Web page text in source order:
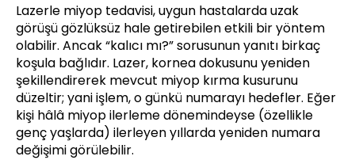
Lazerle miyop tedavisi, uygun hastalarda uzak
görüşü gözlüksüz hale getirebilen etkili bir yöntem
olabilir. Ancak “kalıcı mı?” sorusunun yanıtı birkaç
koşula bağlıdır. Lazer, kornea dokusunu yeniden
şekillendirerek mevcut miyop kırma kusurunu
düzeltir; yani işlem, o günkü numarayı hedefler. Eğer
kişi hâlâ miyop ilerleme dönemindeyse (özellikle
genç yaşlarda) ilerleyen yıllarda yeniden numara
değişimi görülebilir.